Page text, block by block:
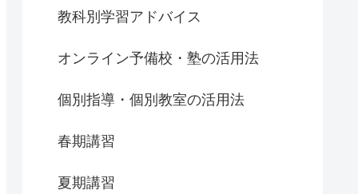
教科別学習アドバイス
オンライン予備校・塾の活用法
個別指導・個別教室の活用法
春期講習
夏期講習